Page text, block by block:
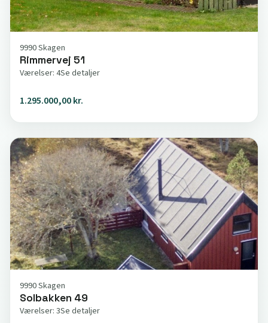
9990 Skagen
Rimmervej 51
Værelser: 4Se detaljer
1.295.000,00 kr.
9990 Skagen
Solbakken 49
Værelser: 3Se detaljer